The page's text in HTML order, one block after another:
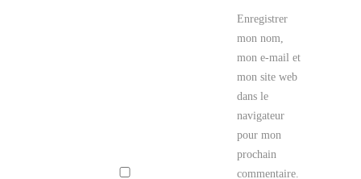
Enregistrer
mon nom,
mon e-mail et
mon site web
dans le
navigateur
pour mon
prochain
commentaire.